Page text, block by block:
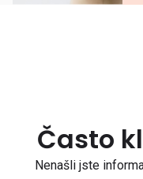
Často
Nenašli jste